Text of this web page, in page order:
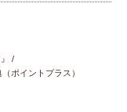
ポイントプラス）